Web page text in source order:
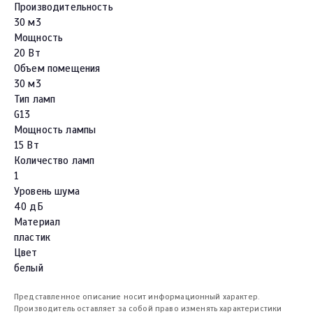
Производительность
30 м3
Мощность
20 Вт
Объем помещения
30 м3
Тип ламп
G13
Мощность лампы
15 Вт
Количество ламп
1
Уровень шума
40 дБ
Материал
пластик
Цвет
белый
Представленное описание носит информационный характер.
Производитель оставляет за собой право изменять характеристики